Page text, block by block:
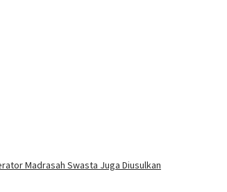
Madrasah Swasta Juga Diusulkan